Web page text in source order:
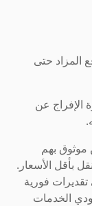
المزاد حتى
الإفراج عن
بهم
بأقل الأسعار.
فورية
الخدمات